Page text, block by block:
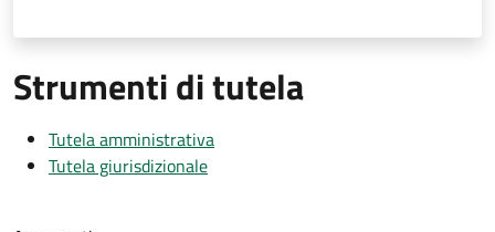
Strumenti di tutela
Tutela amministrativa
Tutela giurisdizionale